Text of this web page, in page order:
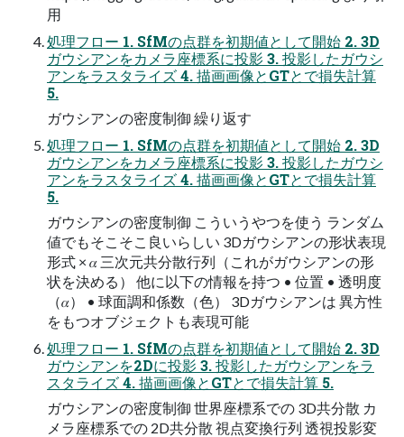
用
処理フロー 1. SfMの点群を初期値として開始 2. 3D
ガウシアンをカメラ座標系に投影 3. 投影したガウシ
アンをラスタライズ 4. 描画画像とGTとで損失計算
5.
ガウシアンの密度制御 繰り返す
処理フロー 1. SfMの点群を初期値として開始 2. 3D
ガウシアンをカメラ座標系に投影 3. 投影したガウシ
アンをラスタライズ 4. 描画画像とGTとで損失計算
5.
ガウシアンの密度制御 こういうやつを使う ランダム
値でもそこそこ良いらしい 3Dガウシアンの形状表現
形式 × 𝛼 三次元共分散行列（これがガウシアンの形
状を決める） 他に以下の情報を持つ • 位置 • 透明度
（𝛼） • 球面調和係数（色） 3Dガウシアンは 異方性
をもつオブジェクトも表現可能
処理フロー 1. SfMの点群を初期値として開始 2. 3D
ガウシアンを2Dに投影 3. 投影したガウシアンをラ
スタライズ 4. 描画画像とGTとで損失計算 5.
ガウシアンの密度制御 世界座標系での 3D共分散 カ
メラ座標系での 2D共分散 視点変換行列 透視投影変